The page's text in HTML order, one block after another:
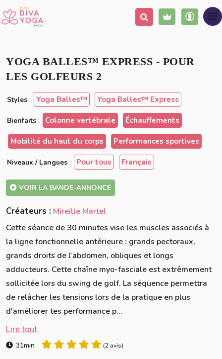
Ajouter à ma liste Partager
YOGA BALLES™️ EXPRESS - POUR
LES GOLFEURS 2
Styles : Yoga Balles™️ Yoga Balles™️ Express
Bienfaits : Colonne vertébrale Échauffements
Mobilité du haut du corps Performances sportives
Niveaux / Langues : Pour tous Français
VOIR LA BANDE-ANNONCE
Créateurs : Mireille Martel
Cette séance de 30 minutes vise les muscles associés à
la ligne fonctionnelle antérieure : grands pectoraux,
grands droits de l'abdomen, obliques et longs
adducteurs. Cette chaîne myo-fasciale est extrêmement
sollicitée lors du swing de golf. La séquence permettra
de relâcher les tensions lors de la pratique en plus
d'améliorer tes performance p...
Lire tout
31min (2 avis)